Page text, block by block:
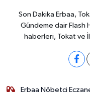
Son Dakika Erbaa,
Gündeme dair Flash
haberleri, Tokat ve
Erbaa Nöbetçi